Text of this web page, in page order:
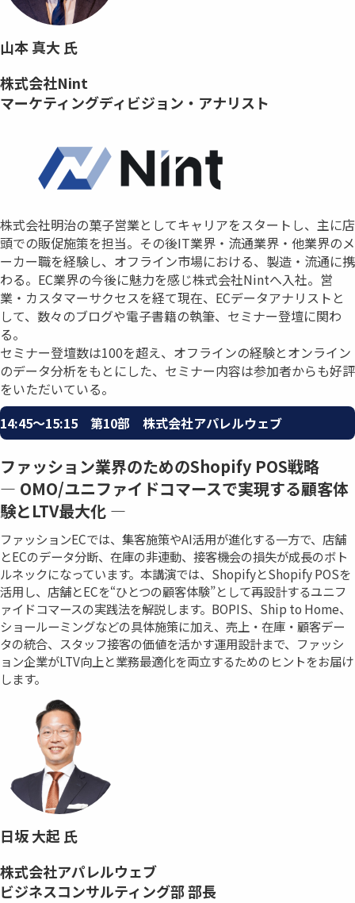
山本 真大 氏
株式会社Nint
マーケティングディビジョン・アナリスト
株式会社明治の菓子営業としてキャリアをスタートし、主に店
頭での販促施策を担当。その後IT業界・流通業界・他業界のメ
ーカー職を経験し、オフライン市場における、製造・流通に携
わる。EC業界の今後に魅力を感じ株式会社Nintへ入社。営
業・カスタマーサクセスを経て現在、ECデータアナリストと
して、数々のブログや電子書籍の執筆、セミナー登壇に関わ
る。
セミナー登壇数は100を超え、オフラインの経験とオンライン
のデータ分析をもとにした、セミナー内容は参加者からも好評
をいただいている。
14:45〜15:15 第10部 株式会社アパレルウェブ
ファッション業界のためのShopify POS戦略
― OMO/ユニファイドコマースで実現する顧客体
験とLTV最大化 ―
ファッションECでは、集客施策やAI活用が進化する一方で、店舗
とECのデータ分断、在庫の非連動、接客機会の損失が成長のボト
ルネックになっています。本講演では、ShopifyとShopify POSを
活用し、店舗とECを“ひとつの顧客体験”として再設計するユニフ
ァイドコマースの実践法を解説します。BOPIS、Ship to Home、
ショールーミングなどの具体施策に加え、売上・在庫・顧客デー
タの統合、スタッフ接客の価値を活かす運用設計まで、ファッシ
ョン企業がLTV向上と業務最適化を両立するためのヒントをお届け
します。
日坂 大起 氏
株式会社アパレルウェブ
ビジネスコンサルティング部 部長